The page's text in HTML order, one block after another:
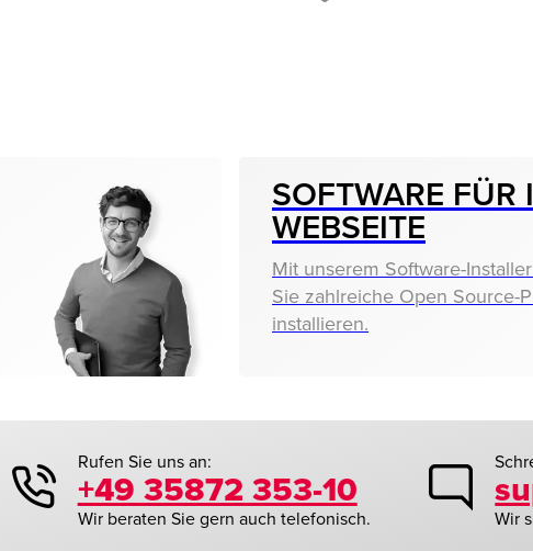
SOFTWARE FÜR
WEBSEITE
Mit unserem Software-
Sie zahlreiche Open Source-
installieren.
Rufen Sie uns an:
+49 35872 353-10
Wir beraten Sie gern auch telefonisch. Wir